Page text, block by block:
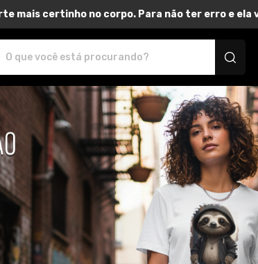
mais certinho no corpo. Para não ter erro e
e produtos personalizados